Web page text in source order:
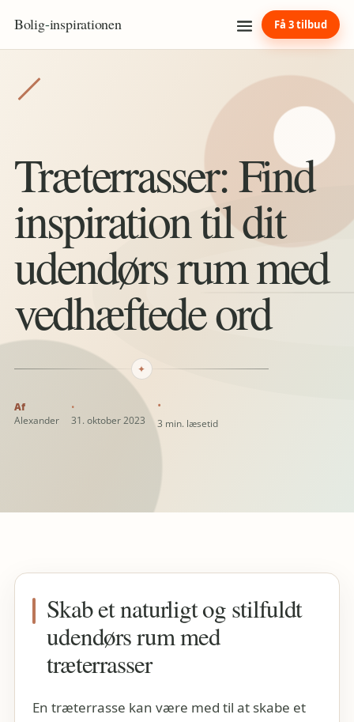
Bolig-inspirationen Få 3 tilbud
Træterrasser: Find
inspiration til dit
udendørs rum med
vedhæftede ord
✦
Alexander 31. oktober 2023 3 min. læsetid
Skab et naturligt og stilfuldt
udendørs rum med
træterrasser
En træterrasse kan være med til at skabe et